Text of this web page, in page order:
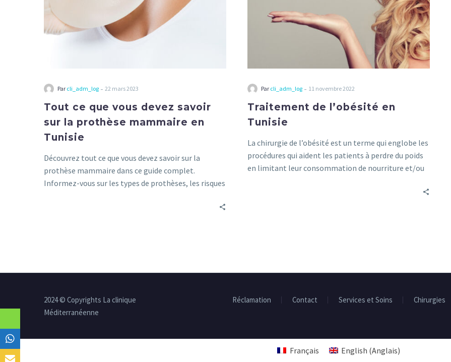
mammaire
Tunisie
Par cli_adm_log - 22 mars 2023
Tout ce que vous devez savoir
sur la prothèse mammaire en
Tunisie
Découvrez tout ce que vous devez savoir sur la
prothèse mammaire dans ce guide complet.
Informez-vous sur les types de prothèses, les risques
Par cli_adm_log - 11 novembre 2022
Traitement de l’obésité en
Tunisie
La chirurgie de l’obésité est un terme qui englobe les
procédures qui aident les patients à perdre du poids
en limitant leur consommation de nourriture et/ou
Réclamation Contact Services et Soins Chirurgies
2024 © Copyrights La clinique
Méditerranéenne
Français English (Anglais)